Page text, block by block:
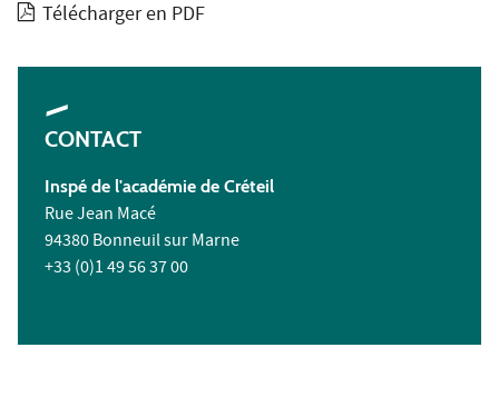
Télécharger en PDF
CONTACT
Inspé de l'académie de Créteil
Rue Jean Macé
94380 Bonneuil sur Marne
+33 (0)1 49 56 37 00